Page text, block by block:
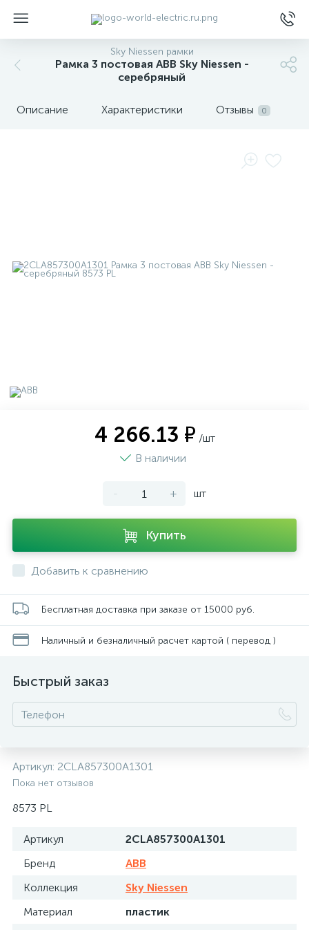
Sky Niessen рамки
Рамка 3 постовая ABB Sky Niessen -
серебряный
Описание Характеристики Отзывы 0
4 266.13 ₽ /шт
В наличии
- + шт
Купить
Добавить к сравнению
Бесплатная доставка при заказе от 15000 руб.
Наличный и безналичный расчет картой ( перевод )
Быстрый заказ
Артикул: 2CLA857300A1301
Пока нет отзывов
8573 PL
Артикул
2CLA857300A1301
Бренд
ABB
Коллекция
Sky Niessen
Материал
пластик